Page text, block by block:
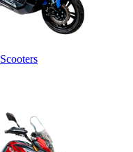
Scooters